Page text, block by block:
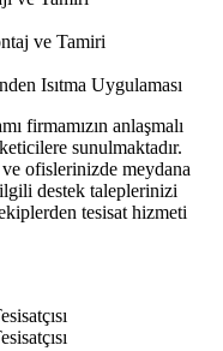
ve Tamiri
Isıtma Uygulaması
firmamızın anlaşmalı
sunulmaktadır.
ve ofislerinizde meydana
ilgili destek taleplerinizi
tesisat hizmeti